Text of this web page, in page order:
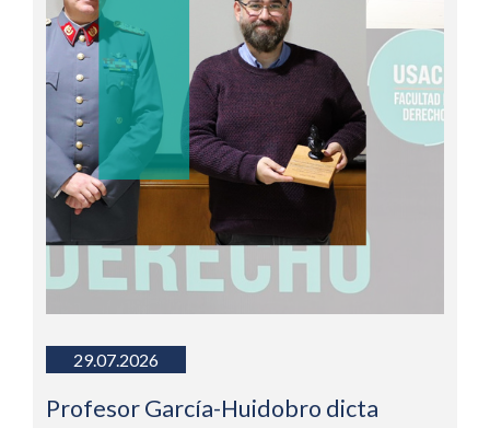
29.07.2026
Profesor García-Huidobro dicta